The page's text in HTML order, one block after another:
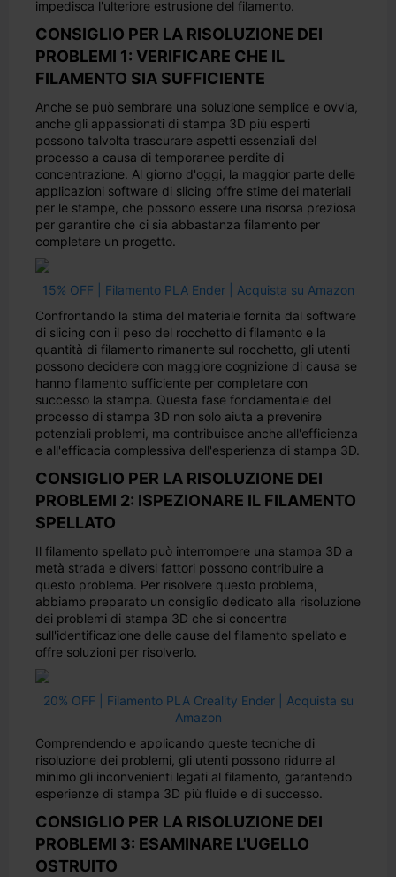
impedisca l'ulteriore estrusione del filamento.
CONSIGLIO PER LA RISOLUZIONE DEI
PROBLEMI 1: VERIFICARE CHE IL
FILAMENTO SIA SUFFICIENTE
Anche se può sembrare una soluzione semplice e ovvia,
anche gli appassionati di stampa 3D più esperti
possono talvolta trascurare aspetti essenziali del
processo a causa di temporanee perdite di
concentrazione. Al giorno d'oggi, la maggior parte delle
applicazioni software di slicing offre stime dei materiali
per le stampe, che possono essere una risorsa preziosa
per garantire che ci sia abbastanza filamento per
completare un progetto.
15% OFF | Filamento PLA Ender | Acquista su Amazon
Confrontando la stima del materiale fornita dal software
di slicing con il peso del rocchetto di filamento e la
quantità di filamento rimanente sul rocchetto, gli utenti
possono decidere con maggiore cognizione di causa se
hanno filamento sufficiente per completare con
successo la stampa. Questa fase fondamentale del
processo di stampa 3D non solo aiuta a prevenire
potenziali problemi, ma contribuisce anche all'efficienza
e all'efficacia complessiva dell'esperienza di stampa 3D.
CONSIGLIO PER LA RISOLUZIONE DEI
PROBLEMI 2: ISPEZIONARE IL FILAMENTO
SPELLATO
Il filamento spellato può interrompere una stampa 3D a
metà strada e diversi fattori possono contribuire a
questo problema. Per risolvere questo problema,
abbiamo preparato un consiglio dedicato alla risoluzione
dei problemi di stampa 3D che si concentra
sull'identificazione delle cause del filamento spellato e
offre soluzioni per risolverlo.
20% OFF | Filamento PLA Creality Ender | Acquista su
Amazon
Comprendendo e applicando queste tecniche di
risoluzione dei problemi, gli utenti possono ridurre al
minimo gli inconvenienti legati al filamento, garantendo
esperienze di stampa 3D più fluide e di successo.
CONSIGLIO PER LA RISOLUZIONE DEI
PROBLEMI 3: ESAMINARE L'UGELLO
OSTRUITO